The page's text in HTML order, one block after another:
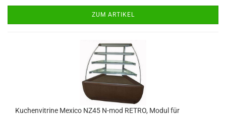
ZUM ARTIKEL
Kuchenvitrine Mexico NZ45 N-mod RETRO, Modul für